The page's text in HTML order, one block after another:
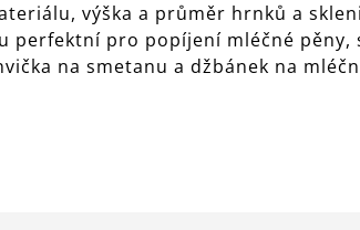
výška a průměr hrnků a
perfektní pro popíjení mléčné pěny,
na smetanu a džbánek na